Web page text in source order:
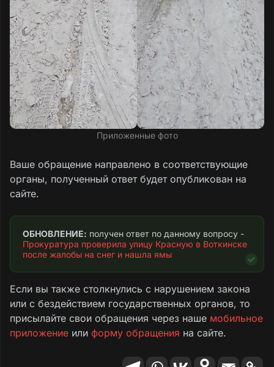
Приложенные фото
Ваше обращение направлено в соответствующие
органы, полученный ответ будет опубликован на
сайте.
ОБНОВЛЕНИЕ:
Прокуратура проверила улицу Красную в Воткинске
после жалобы на снег и нашла ямы
Если вы также столкнулись с нарушением закона
или с бездействием государственных органов, то
присылайте свои обращения через наше мобильное
приложение или форму обращения на сайте.